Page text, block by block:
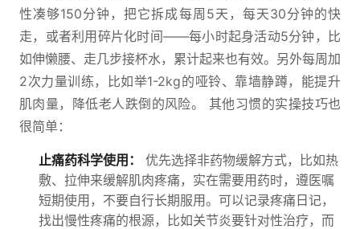
性凑够150分钟，把它拆成每周5天，每天30分钟的快
走，或者利用碎片化时间——每小时起身活动5分钟，比
如伸懒腰、走几步接杯水，累计起来也有效。另外每周加
2次力量训练，比如举1-2kg的哑铃、靠墙静蹲，能提升
肌肉量，降低老人跌倒的风险。 其他习惯的实操技巧也
很简单：
止痛药科学使用：
优先选择非药物缓解方式，比如热
敷、拉伸来缓解肌肉疼痛，实在需要用药时，遵医嘱
短期使用，不要自行长期服用。可以记录疼痛日记，
找出慢性疼痛的根源，比如关节炎要针对性治疗，而